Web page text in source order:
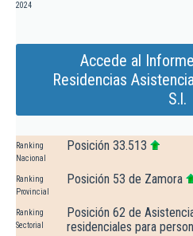
2024
Accede al
Residencias
S.l.
Ranking
Nacional
Posición 33.513
Ranking
Provincial
Posición 53 de Zamora
Ranking
Sectorial
Posición 62 de
residenciales para